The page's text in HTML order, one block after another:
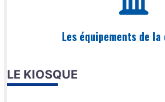
Les équipements de la
LE KIOSQUE